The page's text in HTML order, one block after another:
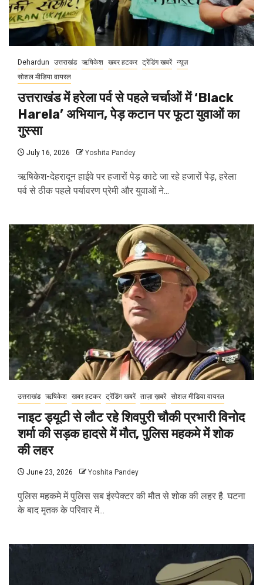
Dehardun उत्तराखंड ऋषिकेश खबर हटकर ट्रेंडिंग खबरें न्यूज़
सोशल मीडिया वायरल
उत्तराखंड में हरेला पर्व से पहले चर्चाओं में ‘Black
Harela’ अभियान, पेड़ कटान पर फूटा युवाओं का
गुस्सा
July 16, 2026 Yoshita Pandey
ऋषिकेश-देहरादून हाईवे पर हजारों पेड़ काटे जा रहे हजारों पेड़, हरेला
पर्व से ठीक पहले पर्यावरण प्रेमी और युवाओं ने...
उत्तराखंड ऋषिकेश खबर हटकर ट्रेंडिंग खबरें ताज़ा ख़बरें सोशल मीडिया वायरल
नाइट ड्यूटी से लौट रहे शिवपुरी चौकी प्रभारी विनोद
शर्मा की सड़क हादसे में मौत, पुलिस महकमे में शोक
की लहर
June 23, 2026 Yoshita Pandey
पुलिस महकमे में पुलिस सब इंस्पेक्टर की मौत से शोक की लहर है. घटना
के बाद मृतक के परिवार में...